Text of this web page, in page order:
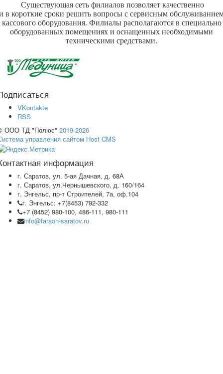
Существующая сеть филиалов позволяет качественно
в короткие сроки решить вопросы с сервисным
кассового оборудования. Филиалы располагаются в специально
оборудованных помещениях и оснащенных необходимыми
техническими средствами.
VKontakte
RSS
ООО ТД "Полюс" 2019-2026
управления сайтом Host CMS
информация
г. Саратов, ул. 5-ая Дачная, д. 68А
г. Саратов, ул.Чернышевского, д. 160/164
г. Энгельс, пр-т Строителей, 7а, оф.104
г. Энгельс: +7(8453) 792-332
+7 (8452) 980-100, 486-111, 980-111
info@faraon-saratov.ru